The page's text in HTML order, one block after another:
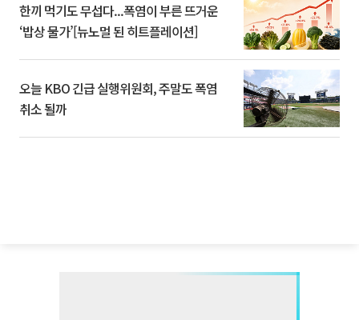
한끼 먹기도 무섭다...폭염이 부른 뜨거운
‘밥상 물가’[뉴노멀 된 히트플레이션]
오늘 KBO 긴급 실행위원회, 주말도 폭염
취소 될까